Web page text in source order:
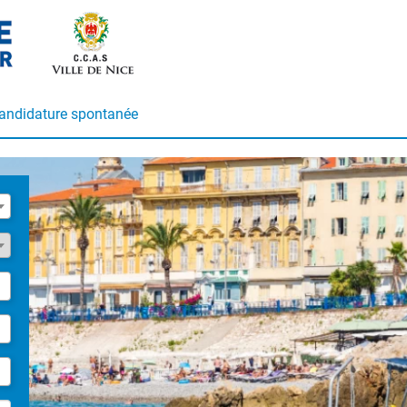
spontanée